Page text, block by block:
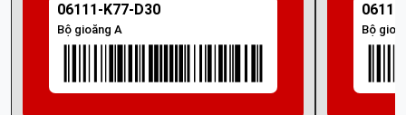
06111-K77-D30
Bộ gioăng A Bộ